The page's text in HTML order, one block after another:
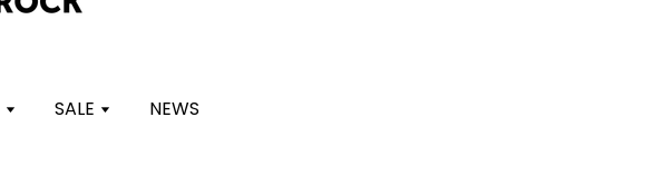
SALE NEWS